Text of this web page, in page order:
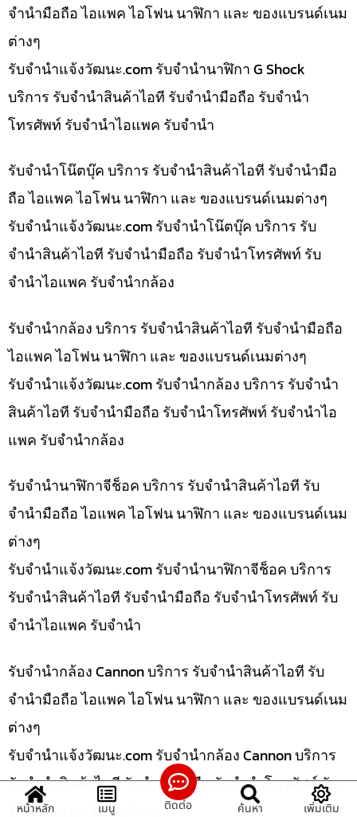
จำนำมือถือ ไอแพค ไอโฟน นาฬิกา และ ของแบรนด์เนม
ต่างๆ
รับจํานําแจ้งวัฒนะ.com รับจำนำนาฬิกา G Shock
บริการ รับจำนำสินค้าไอที รับจำนำมือถือ รับจำนำ
โทรศัพท์ รับจำนำไอแพค รับจำนำ
รับจำนำโน๊ตบุ๊ค บริการ รับจำนำสินค้าไอที รับจำนำมือ
ถือ ไอแพค ไอโฟน นาฬิกา และ ของแบรนด์เนมต่างๆ
รับจํานําแจ้งวัฒนะ.com รับจำนำโน๊ตบุ๊ค บริการ รับ
จำนำสินค้าไอที รับจำนำมือถือ รับจำนำโทรศัพท์ รับ
จำนำไอแพค รับจำนำกล้อง
รับจำนำกล้อง บริการ รับจำนำสินค้าไอที รับจำนำมือถือ
ไอแพค ไอโฟน นาฬิกา และ ของแบรนด์เนมต่างๆ
รับจํานําแจ้งวัฒนะ.com รับจำนำกล้อง บริการ รับจำนำ
สินค้าไอที รับจำนำมือถือ รับจำนำโทรศัพท์ รับจำนำไอ
แพค รับจำนำกล้อง
รับจำนำนาฬิกาจีช็อค บริการ รับจำนำสินค้าไอที รับ
จำนำมือถือ ไอแพค ไอโฟน นาฬิกา และ ของแบรนด์เนม
ต่างๆ
รับจํานําแจ้งวัฒนะ.com รับจำนำนาฬิกาจีช็อค บริการ
รับจำนำสินค้าไอที รับจำนำมือถือ รับจำนำโทรศัพท์ รับ
จำนำไอแพค รับจำนำ
รับจำนำกล้อง Cannon บริการ รับจำนำสินค้าไอที รับ
จำนำมือถือ ไอแพค ไอโฟน นาฬิกา และ ของแบรนด์เนม
ต่างๆ
รับจํานําแจ้งวัฒนะ.com รับจำนำกล้อง Cannon บริการ
รับจำนำสินค้าไอที รับจำนำมือถือ รับจำนำโทรศัพท์ รับ
จำนำไอแพค รับจำนำกล
หน้าหลัก เมนู ติดต่อ ค้นหา เพิ่มเติม